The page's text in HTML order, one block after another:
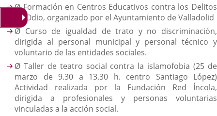
Ø Formación en Centros Educativos contra los Delitos
de Odio, organizado por el Ayuntamiento de Valladolid
Ø Curso de igualdad de trato y no discriminación,
dirigida al personal municipal y personal técnico y
voluntario de las entidades sociales.
Ø Taller de teatro social contra la islamofobia (25 de
marzo de 9.30 a 13.30 h. centro Santiago López)
Actividad realizada por la Fundación Red Íncola,
dirigida a profesionales y personas voluntarias
vinculadas a la acción social.